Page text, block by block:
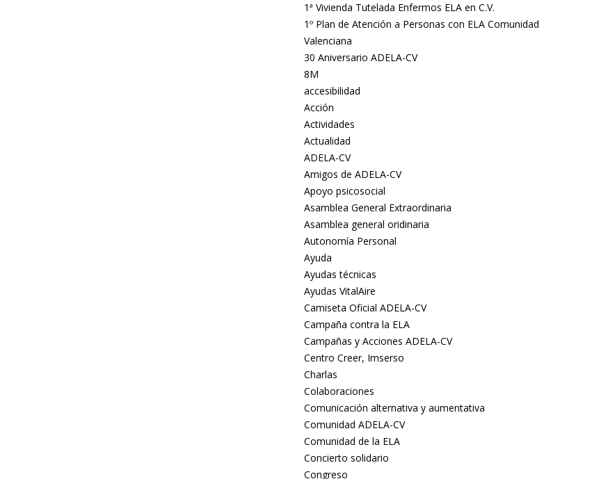
1ª Vivienda Tutelada Enfermos ELA en C.V.
1º Plan de Atención a Personas con ELA Comunidad
Valenciana
30 Aniversario ADELA-CV
8M
accesibilidad
Acción
Actividades
Actualidad
ADELA-CV
Amigos de ADELA-CV
Apoyo psicosocial
Asamblea General Extraordinaria
Asamblea general oridinaria
Autonomía Personal
Ayuda
Ayudas técnicas
Ayudas VitalAire
Camiseta Oficial ADELA-CV
Campaña contra la ELA
Campañas y Acciones ADELA-CV
Centro Creer, Imserso
Charlas
Colaboraciones
Comunicación alternativa y aumentativa
Comunidad ADELA-CV
Comunidad de la ELA
Concierto solidario
Congreso